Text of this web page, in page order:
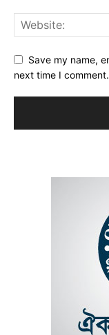
Save my name,
next time I comment.